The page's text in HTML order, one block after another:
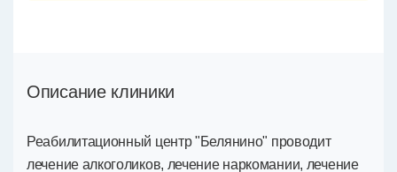
Описание клиники
Реабилитационный центр "Белянино" проводит
лечение алкоголиков, лечение наркомании, лечение